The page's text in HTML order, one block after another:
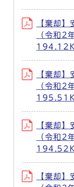
【棄却
（令和2
【棄却
（令和2
【棄却
（令和2
【棄却